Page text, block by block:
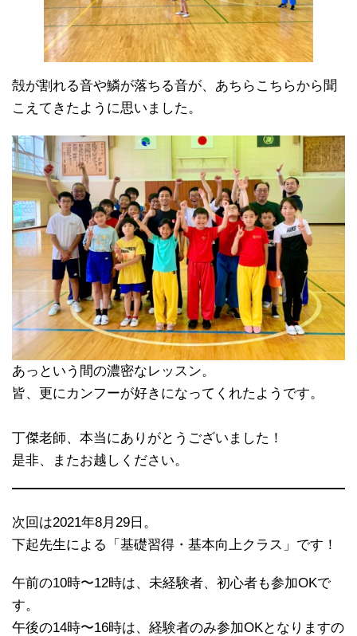
殻が割れる音や鱗が落ちる音が、あちらこちらから聞
こえてきたように思いました。
あっという間の濃密なレッスン。
皆、更にカンフーが好きになってくれたようです。
丁傑老師、本当にありがとうございました！
是非、またお越しください。
次回は2021年8月29日。
下起先生による「基礎習得・基本向上クラス」です！
午前の10時〜12時は、未経験者、初心者も参加OKで
す。
午後の14時〜16時は、経験者のみ参加OKとなりますの